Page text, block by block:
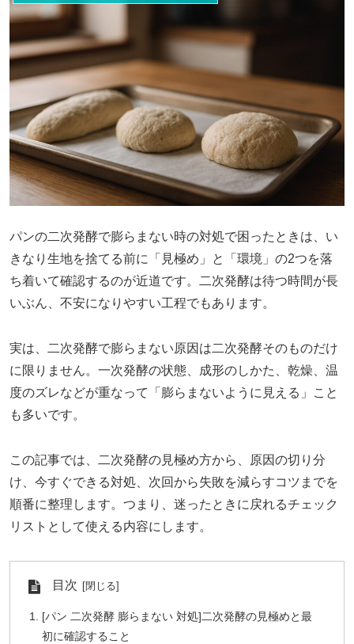
パンの二次発酵で膨らまない時の対処で困ったときは、い
きなり生地を捨てる前に「見極め」と「環境」の2つを落
ち着いて確認するのが近道です。二次発酵は待つ時間が長
いぶん、不安になりやすい工程でもあります。
実は、二次発酵で膨らまない原因は二次発酵そのものだけ
に限りません。一次発酵の状態、成形のしかた、乾燥、温
度のズレなどが重なって「膨らまないように見える」こと
も多いです。
この記事では、二次発酵の見極め方から、原因の切り分
け、今すぐできる対処、次回から失敗を減らすコツまでを
順番に整理します。つまり、迷ったときに戻れるチェック
リストとして使える内容にします。
目次
[パン 二次発酵 膨らまない 対処]二次発酵の見極めと最
初に確認すること